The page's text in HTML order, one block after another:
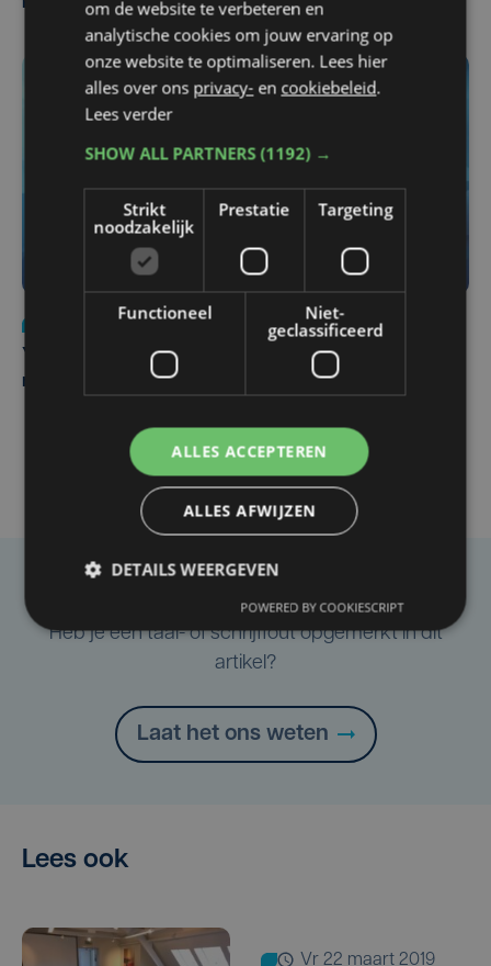
do 6 augustus | 21:30
Yaro (19), slachtoffer van vechtpartij, is na
maandenlange coma overleden
Taalfout opgemerkt?
Heb je een taal- of schrijffout opgemerkt in dit
artikel?
Laat het ons weten
Lees ook
vr 22 maart 2019
om de website te verbeteren en
analytische cookies om jouw ervaring op
onze website te optimaliseren. Lees hier
alles over ons privacy- en cookiebeleid.
Lees verder
SHOW ALL PARTNERS(1192) →
Strikt
noodzakelijk
Prestatie Targeting
Functioneel
Niet-
geclassificeerd
ALLES ACCEPTEREN
ALLES AFWIJZEN
DETAILS WEERGEVEN
POWERED BY COOKIESCRIPT